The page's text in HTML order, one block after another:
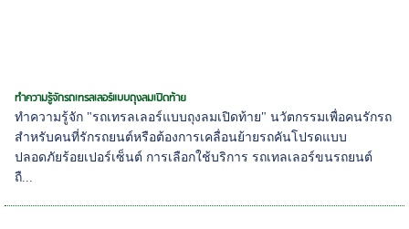
ทำความรู้จักรถเทรลเลอร์แบบถุงลมเปิดท้าย
ทำความรู้จัก "รถเทรลเลอร์แบบถุงลมเปิดท้าย" นวัตกรรมเพื่อคนรักรถ
สำหรับคนที่รักรถยนต์หรือต้องการเคลื่อนย้ายรถคันโปรดแบบ
ปลอดภัยร้อยเปอร์เซ็นต์ การเลือกใช้บริการ รถเทลเลอร์ขนรถยนต์
ถื...